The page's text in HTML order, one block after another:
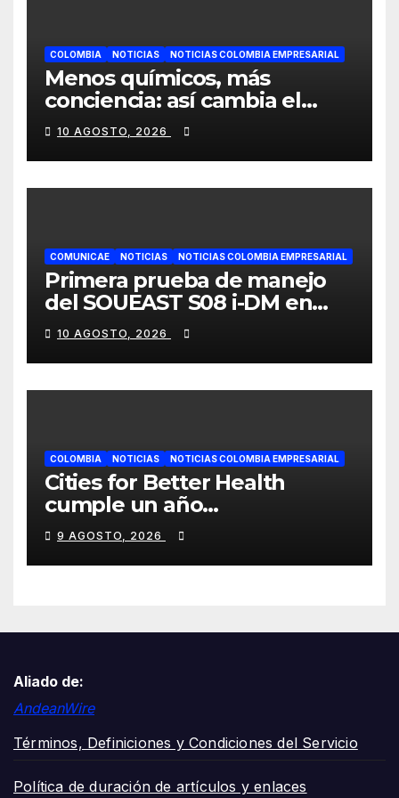
COLOMBIA NOTICIAS NOTICIAS COLOMBIA EMPRESARIAL
Menos químicos, más
conciencia: así cambia el
consumo de la cosmética en
Colombia
10 AGOSTO, 2026
COMUNICAE NOTICIAS NOTICIAS COLOMBIA EMPRESARIAL
Primera prueba de manejo
del SOUEAST S08 i-DM en
México recibe grandes
elogios por su confort
superior
10 AGOSTO, 2026
COLOMBIA NOTICIAS NOTICIAS COLOMBIA EMPRESARIAL
Cities for Better Health
cumple un año
transformando la salud en
Cali y lo celebra con una
jornada de voluntariado y
9 AGOSTO, 2026
Aliado de:
AndeanWire
Términos, Definiciones y Condiciones del Servicio
Política de duración de artículos y enlaces